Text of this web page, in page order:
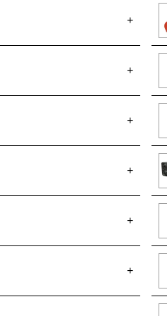
+
+
+
+
+
+